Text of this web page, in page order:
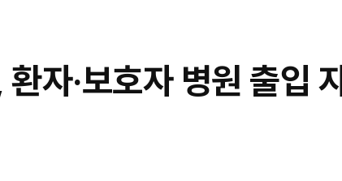
자‧보호자 병원 출입